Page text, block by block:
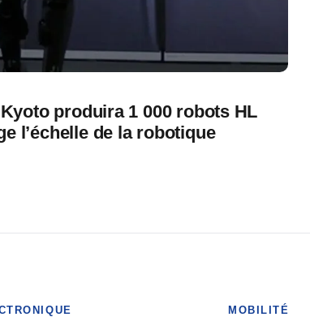
produira 1 000 robots HL
l’échelle de la robotique
MOBILITÉ